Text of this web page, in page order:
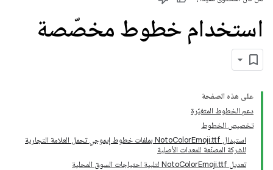
استخدام خطوط مخصّصة
على هذه الصفحة
دعم الخطوط المتغيّرة
تخصيص الخطوط
استبدال NotoColorEmoji.ttf بملفات خطوط إيموجي تحمل العلامة التجارية
للشركة المصنّعة للمعدات الأصلية
تعديل NotoColorEmoji.ttf لتلبية احتياجات السوق المحلية